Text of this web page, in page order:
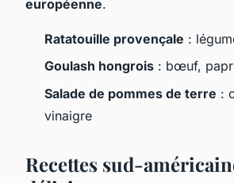
européenne.
Ratatouille provençale :
Goulash hongrois : bœuf,
Salade de pommes de terre :
vinaigre
Recettes sud-